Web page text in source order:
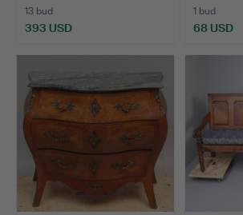
13 bud
393 USD
1 bud
68 USD